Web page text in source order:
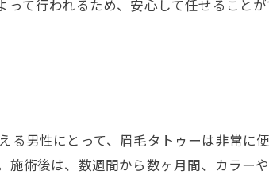
て行われるため、安心して任せること
る男性にとって、眉毛タトゥーは非常に
施術後は、数週間から数ヶ月間、カラー